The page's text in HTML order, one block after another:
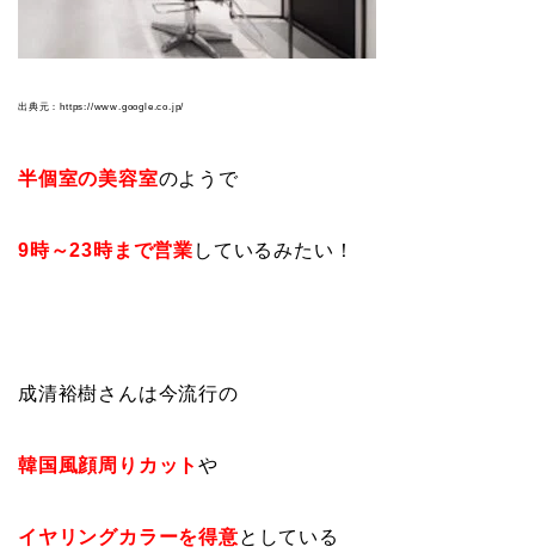
出典元：https://www.google.co.jp/
半個室の美容室のようで
9時～23時まで営業 しているみたい！
成清裕樹さんは今流行の
韓国風顔周りカットや
イヤリングカラーを得意としている